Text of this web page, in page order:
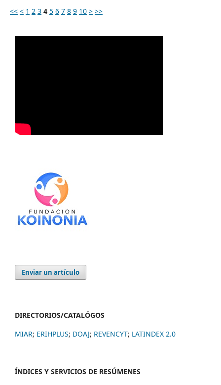
<< < 1 2 3 4 5 6 7 8 9 10 > >>
Enviar un artículo
DIRECTORIOS/CATALÓGOS
MIAR; ERIHPLUS; DOAJ; REVENCYT; LATINDEX 2.0
ÍNDICES Y SERVICIOS DE RESÚMENES